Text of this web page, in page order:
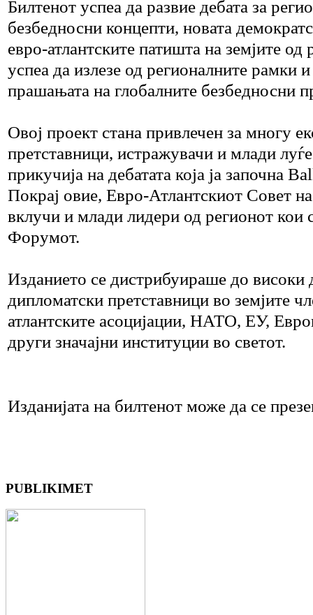
Билтенот успеа да развие дебата за
безбедносни концепти, новата
евро-атлантските патишта на земјите од
успеа да излезе од регионалните рамки
прашањата на глобалните безбедносни
Овој проект стана привлечен за многу
претставници, истражувачи и млади
прикучија на дебатата која ја започна
Покрај овие, Евро-Атлантскиот Совет
вклучи и млади лидери од регионот кои
Форумот.
Изданието се дистрибуираше до високи
дипломатски претставници во земјите
атлантските асоцијации, НАТО, ЕУ,
други значајни институции во светот.
Изданијата на билтенот може да се
PUBLIKIMET